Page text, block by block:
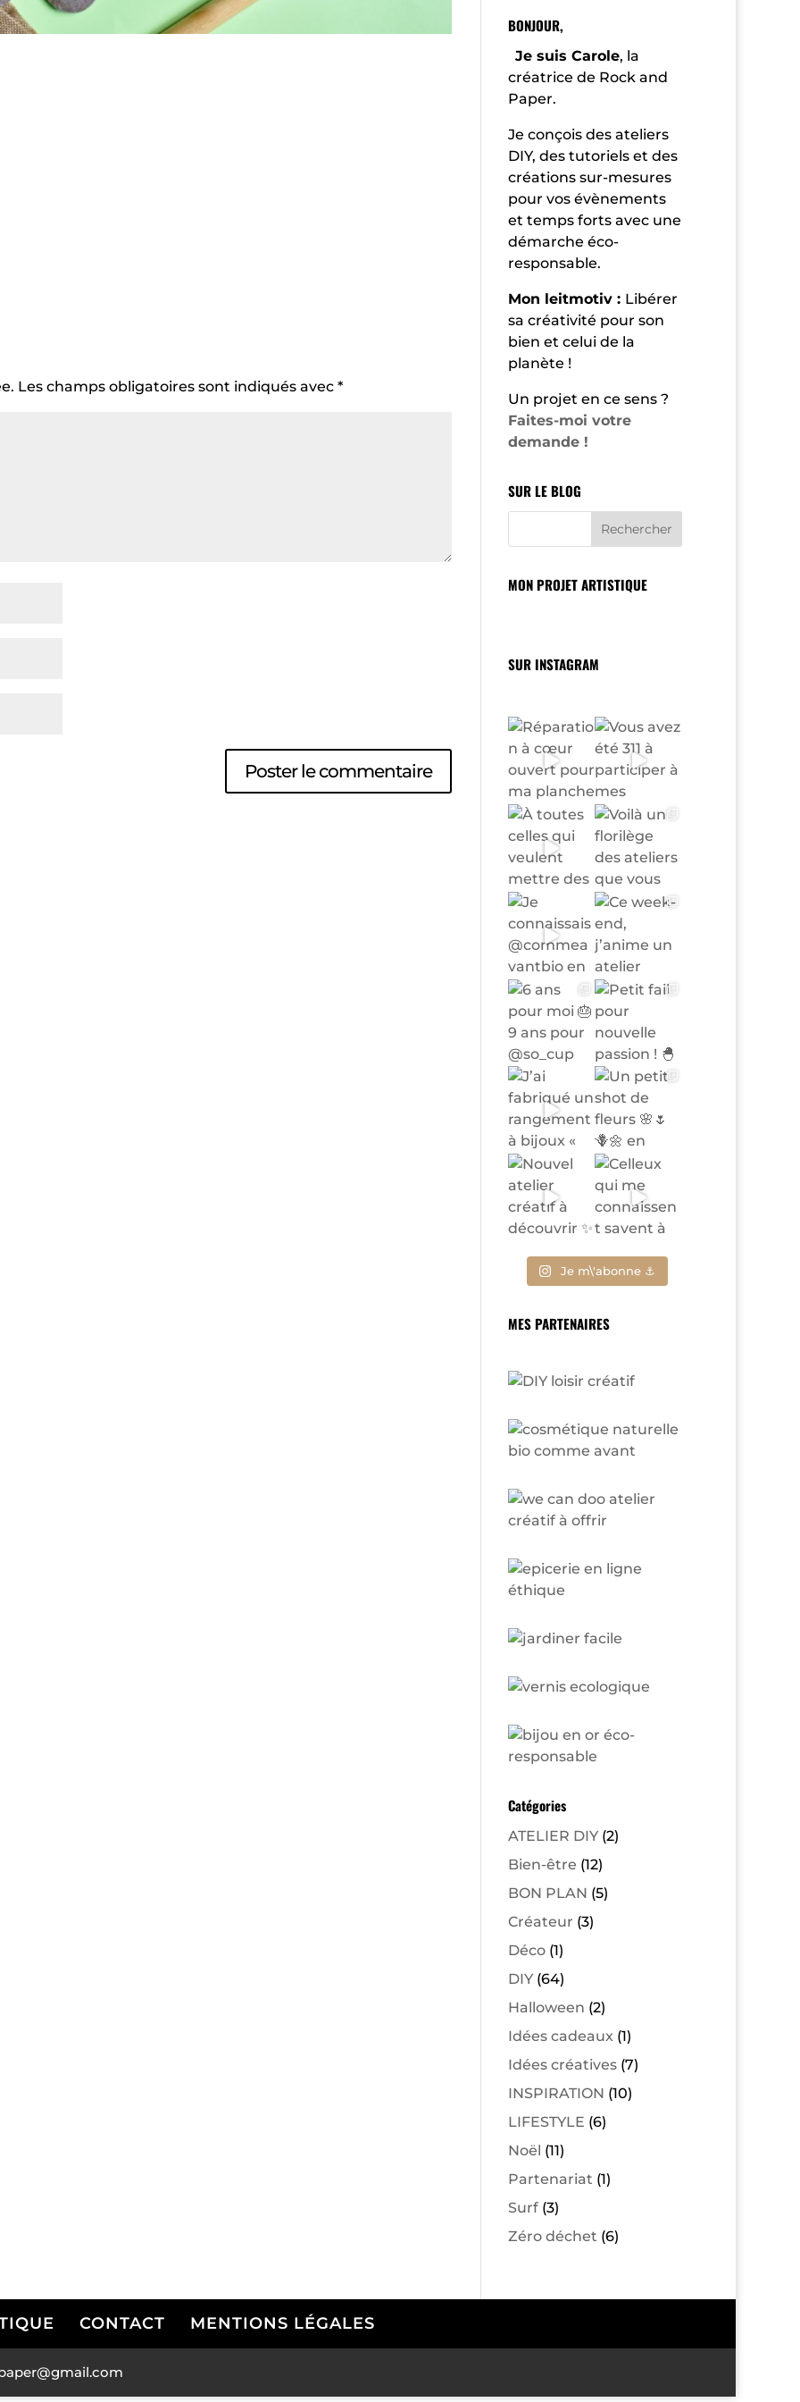
Les champs obligatoires sont indiqués avec *
BONJOUR,
Je suis Carole, la
créatrice de Rock and
Paper.
Je conçois des ateliers
DIY, des tutoriels et des
créations sur-mesures
pour vos évènements
et temps forts avec une
démarche éco-
responsable.
Mon leitmotiv : Libérer
sa créativité pour son
bien et celui de la
planète !
Un projet en ce sens ?
Faites-moi votre
demande !
SUR LE BLOG
MON PROJET ARTISTIQUE
SUR INSTAGRAM
Je m\'abonne ⚓
MES PARTENAIRES
Catégories
ATELIER DIY(2)
Bien-être (12)
BON PLAN (5)
Créateur (3)
Déco(1)
DIY(64)
Halloween (2)
Idées cadeaux (1)
Idées créatives(7)
INSPIRATION (10)
LIFESTYLE (6)
Noël (11)
Partenariat (1)
Surf(3)
Zéro déchet (6)
CONTACT MENTIONS LÉGALES